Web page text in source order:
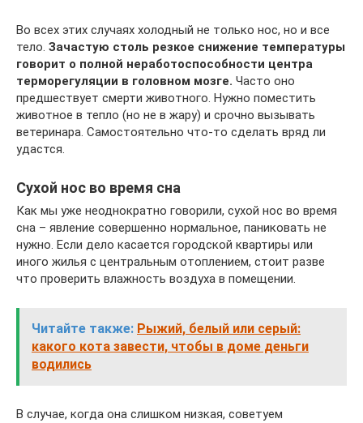
Во всех этих случаях холодный не только нос, но и все
тело. Зачастую столь резкое снижение температуры
говорит о полной неработоспособности центра
терморегуляции в головном мозге. Часто оно
предшествует смерти животного. Нужно поместить
животное в тепло (но не в жару) и срочно вызывать
ветеринара. Самостоятельно что-то сделать вряд ли
удастся.
Сухой нос во время сна
Как мы уже неоднократно говорили, сухой нос во время
сна – явление совершенно нормальное, паниковать не
нужно. Если дело касается городской квартиры или
иного жилья с центральным отоплением, стоит разве
что проверить влажность воздуха в помещении.
Читайте также: Рыжий, белый или серый:
какого кота завести, чтобы в доме деньги
водились
В случае, когда она слишком низкая, советуем